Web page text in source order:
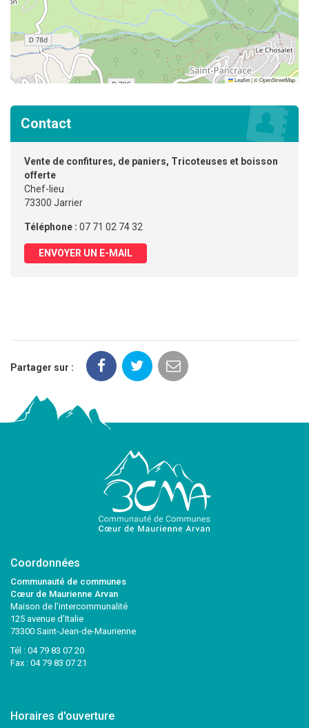
Leaflet|©OpenStreetMap
Contact
Vente de confitures, de paniers, Tricoteuses et boisson
offerte
Chef-lieu
73300 Jarrier
Téléphone : 07 71 02 74 32
ENVOYER UN E-MAIL
Partager sur :
Coordonnées
Communauté de communes
Cœur de Maurienne Arvan
Maison de l’intercommunalité
125 avenue d’Italie
73300 Saint-Jean-de-Maurienne
Tél : 04 79 83 07 20
Fax : 04 79 83 07 21
Horaires d'ouverture